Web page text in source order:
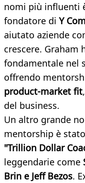
nomi più influenti
fondatore di Y
aiutato aziende
crescere. Graham
fondamentale nel
offrendo
product-market fit
del business.
Un altro grande
mentorship è stato
"Trillion Dollar
leggendarie come
Brin e Jeff Bezos.